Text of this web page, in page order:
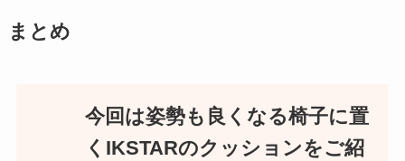
まとめ
今回は姿勢も良くなる椅子に置
くIKSTARのクッションをご紹